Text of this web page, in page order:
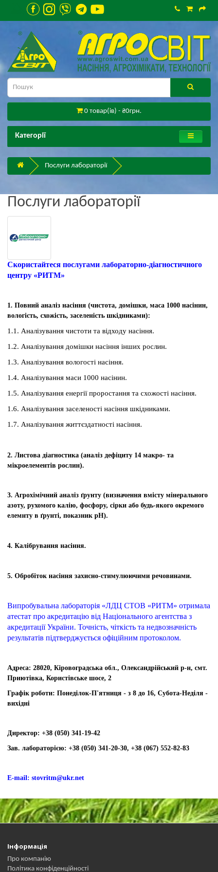
0 товар(ів) - ₴0грн.
Категорії
Послуги лабораторії
Послуги лабораторії
Скористайтеся послугами лабораторно-діагностичного
центру «РИТМ»
1. Повний аналіз насіння (чистота, домішки, маса 1000 насінин,
вологість, схожість, заселеність шкідниками):
1.1. Аналізування чистоти та відходу насіння.
1.2. Аналізування домішки насіння інших рослин.
1.3. Аналізування вологості насіння.
1.4. Аналізування маси 1000 насінин.
1.5. Аналізування енергії проростання та схожості насіння.
1.6. Аналізування заселеності насіння шкідниками.
1.7. Аналізування життєздатності насіння.
2. Листова діагностика (аналіз дефіциту 14 макро- та
мікроелементів рослин).
3. Агрохімічний аналіз ґрунту (визначення вмісту мінерального
азоту, рухомого калію, фосфору, сірки або будь-якого окремого
елемнту в ґрунті, показник рН).
4. Калібрування насіння.
5. Обробіток насіння захисно-стимулюючими речовинами.
Випробувальна лабораторія «ЛДЦ СТОВ «РИТМ» отримала
атестат про акредитацію від Національного агентства з
акредитації України. Точність, чіткість та недвозначність
результатів підтверджується офіційним протоколом.
Адреса: 28020, Кіровоградська обл., Олександрійський р-н, смт.
Приютівка, Користівське шосе, 2
Графік роботи: Понеділок-П'ятниця - з 8 до 16, Субота-Неділя -
вихідні
Директор: +38 (050) 341-19-42
Зав. лабораторією: +38 (050) 341-20-30, +38 (067) 552-82-83
E-mail: stovritm@ukr.net
Інформація
Про компанію
Політика конфіденційності